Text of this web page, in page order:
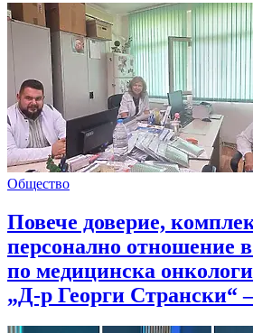
Общество
Повече доверие,
персонално отношение
по медицинска
„Д-р Георги Странски“